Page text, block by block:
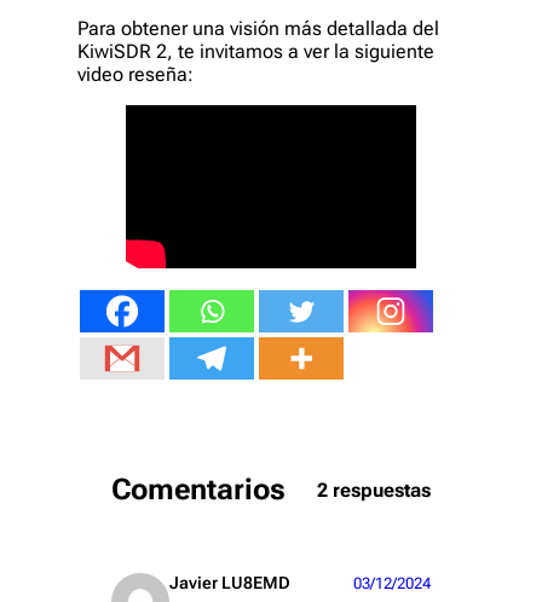
Para obtener una visión más detallada del
KiwiSDR 2, te invitamos a ver la siguiente
video reseña:
Comentarios 2 respuestas
Javier LU8EMD 03/12/2024